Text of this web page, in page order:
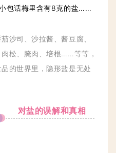
包话梅里含有8克的盐……
沙司、沙拉酱、酱豆腐、
松、 腌肉、培根……等等，
的世界里，隐形盐是无处
对盐的误解和真相